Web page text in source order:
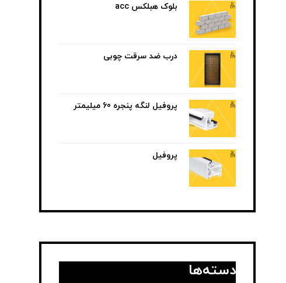
بلوک هبلکس acc
درب ضد سرقت چوبی
پروفیل لنگه پنجره 60 میلیمتر
پروفیل
دسته‌ها